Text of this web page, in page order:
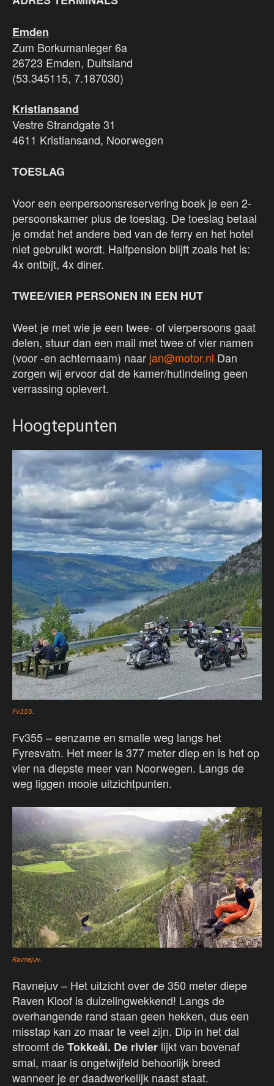
Emden
Zum Borkumanleger 6a
26723 Emden, Duitsland
(53.345115, 7.187030)
Kristiansand
Vestre Strandgate 31
4611 Kristiansand, Noorwegen
TOESLAG
Voor een eenpersoonsreservering boek je een 2-
persoonskamer plus de toeslag. De toeslag betaal
je omdat het andere bed van de ferry en het hotel
niet gebruikt wordt. Halfpension blijft zoals het is:
4x ontbijt, 4x diner.
TWEE/VIER PERSONEN IN EEN HUT
Weet je met wie je een twee- of vierpersoons gaat
delen, stuur dan een mail met twee of vier namen
(voor -en achternaam) naar jan@motor.nl Dan
zorgen wij ervoor dat de kamer/hutindeling geen
verrassing oplevert.
Hoogtepunten
Fv355.
Fv355 – eenzame en smalle weg langs het
Fyresvatn. Het meer is 377 meter diep en is het op
vier na diepste meer van Noorwegen. Langs de
weg liggen mooie uitzichtpunten.
Ravnejuv.
Ravnejuv – Het uitzicht over de 350 meter diepe
Raven Kloof is duizelingwekkend! Langs de
overhangende rand staan geen hekken, dus een
misstap kan zo maar te veel zijn. Dip in het dal
stroomt deTokkeåi. De rivier lijkt van bovenaf
smal, maar is ongetwijfeld behoorlijk breed
wanneer je er daadwerkelijk naast staat.